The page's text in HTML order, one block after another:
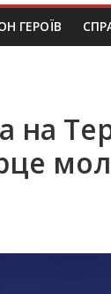
ГЕРОЇВ
на